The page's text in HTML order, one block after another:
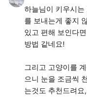
하늘님이 키우시
를 보내는게 좋지
있고 편해 보인다
방법 같네요!
그리고 고양이를
으니 눈을 조금씩
는것도 추천드려